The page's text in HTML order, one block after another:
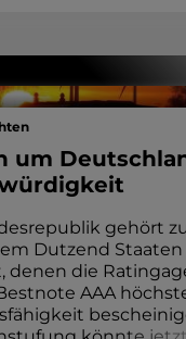
um
gehört
Dutzend Staaten
denen die
AAA